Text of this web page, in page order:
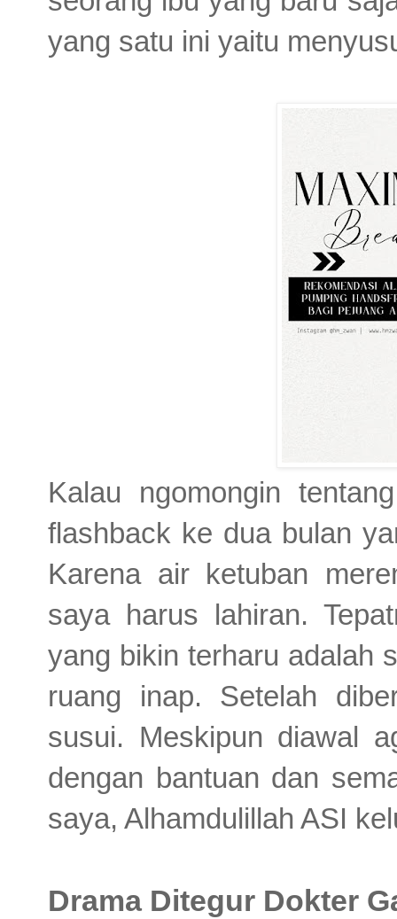
yang satu ini yaitu
Kalau ngomongin
flashback ke dua bulan
Karena air ketuban
saya harus lahiran.
yang bikin terharu adalah
ruang inap. Setelah
susui. Meskipun diawal
dengan bantuan dan
saya, Alhamdulillah ASI
Drama Ditegur Dokter